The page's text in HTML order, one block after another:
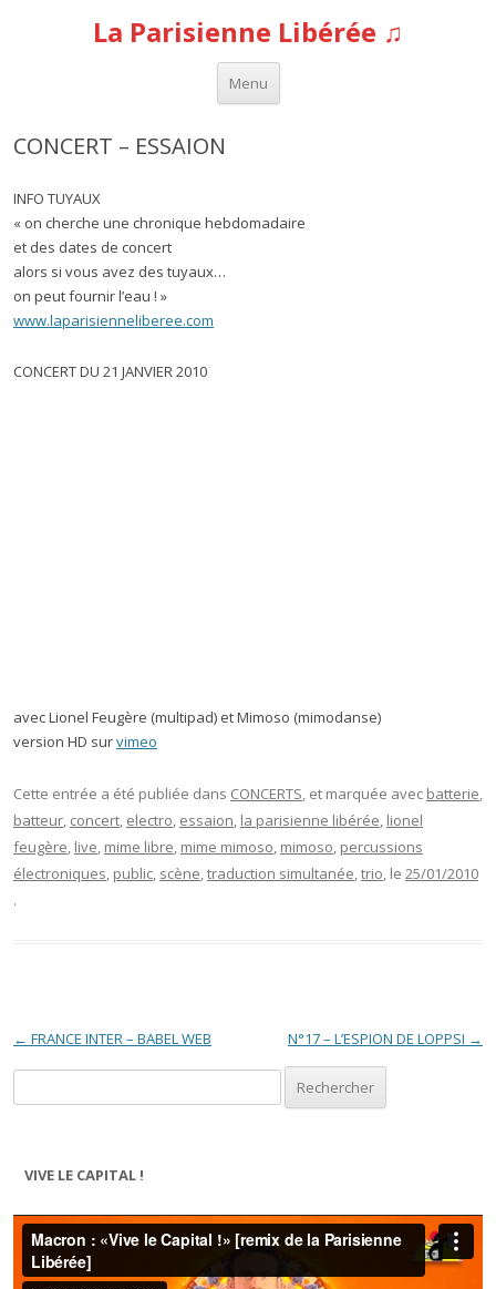
La Parisienne Libérée ♫
Menu
Aller au contenu
CONCERT – ESSAION
INFO TUYAUX
« on cherche une chronique hebdomadaire
et des dates de concert
alors si vous avez des tuyaux…
on peut fournir l’eau ! »
www.laparisienneliberee.com
CONCERT DU 21 JANVIER 2010
avec Lionel Feugère (multipad) et Mimoso (mimodanse)
version HD survimeo
Cette entrée a été publiée dans CONCERTS, et marquée avec batterie,
batteur, concert, electro, essaion, la parisienne libérée, lionel
feugère, live, mime libre, mime mimoso, mimoso, percussions
électroniques, public, scène,traduction simultanée,trio, le 25/01/2010
.
Navigation des articles
← FRANCE INTER – BABEL WEB N°17 – L’ESPION DE LOPPSI →
VIVE LE CAPITAL !
Lecteur
vidéo